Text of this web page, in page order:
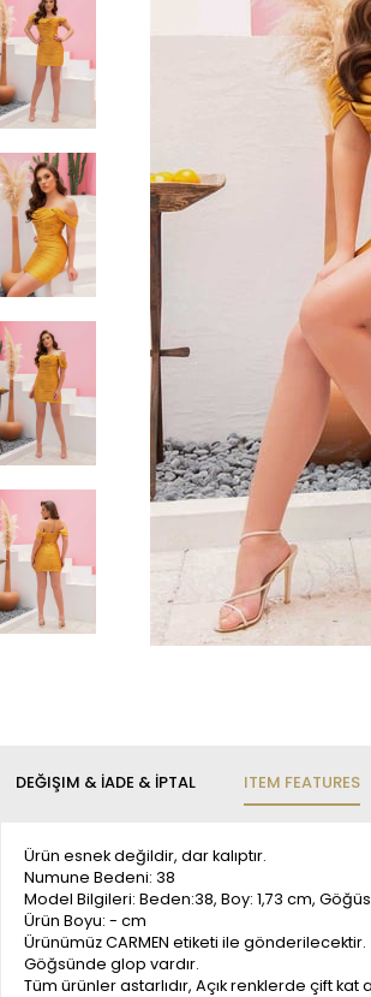
ITEM FEATURES
DEĞIŞIM & İADE & İPTAL
Ürün esnek değildir, dar kalıptır.
Numune Bedeni: 38
Model Bilgileri: Beden:38, Boy: 1,73 cm,
Ürün Boyu: - cm
Ürünümüz CARMEN etiketi ile gönderilecektir.
Göğsünde glop vardır.
Tüm ürünler astarlıdır, Açık renklerde çift kat